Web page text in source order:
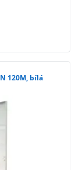
120M, bílá